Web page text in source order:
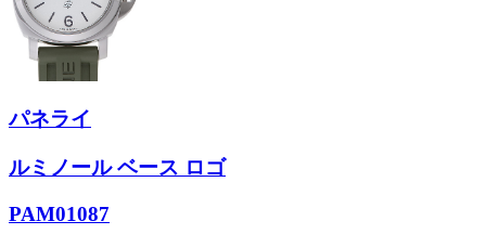
パネライ
ルミノール ベース ロゴ
PAM01087